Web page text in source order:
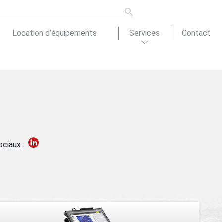
Actualités
Location d’équipements Services Contact
: